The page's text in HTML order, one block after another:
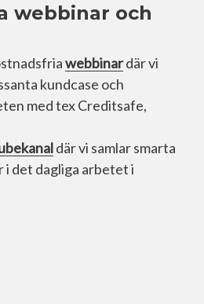
webbinar och
webbinardär vi
kundcase och
med tex Creditsafe,
där vi samlar smarta
det dagliga arbetet i